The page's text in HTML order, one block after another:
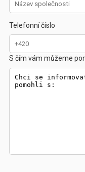
Telefonní číslo
S čím vám můžeme